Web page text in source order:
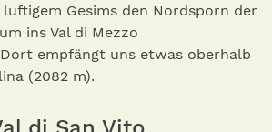
Gesims den Nordsporn der
ins Val di Mezzo
empfängt uns etwas oberhalb
(2082 m).